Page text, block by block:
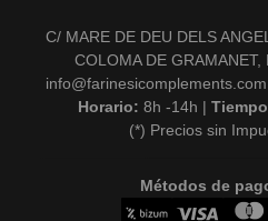
C/ MARE DE DEU DELS
COLOMA DE
Horario: 8h -14h |
(*) Precios sin
Métodos de